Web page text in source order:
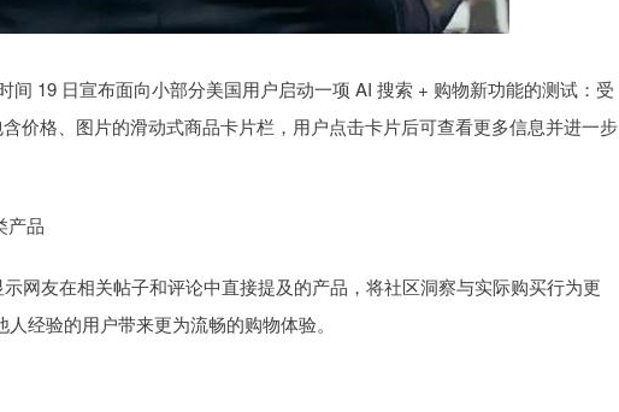
间 19 日宣布面向小部分美国用户启动一项 AI 搜索 + 购物新功能的测试：受
价格、图片的滑动式商品卡片栏，用户点击卡片后可查看更多信息并进一步
产品
网友在相关帖子和评论中直接提及的产品，将社区洞察与实际购买行为更
经验的用户带来更为流畅的购物体验。